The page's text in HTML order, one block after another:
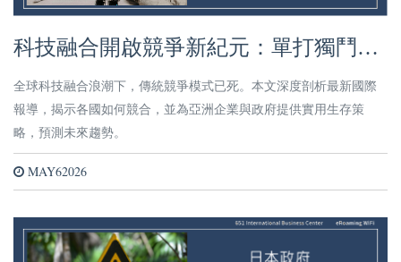
科技融合開啟競爭新紀元：單打獨鬥已
過時，亞洲如何應對？
全球科技融合浪潮下，傳統競爭模式已死。本文深度剖析最新國際
報導，揭示各國如何競合，並為亞洲企業與政府提供實用生存策
略，預測未來趨勢。
MAY62026